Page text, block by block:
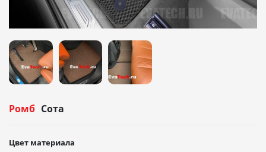
Ромб Сота
Цвет материала